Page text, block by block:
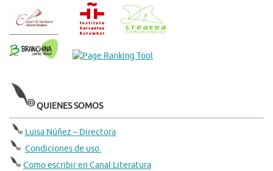
QUIENES SOMOS
Luisa Núñez – Directora
Condiciones de uso.
Como escribir en Canal Literatura